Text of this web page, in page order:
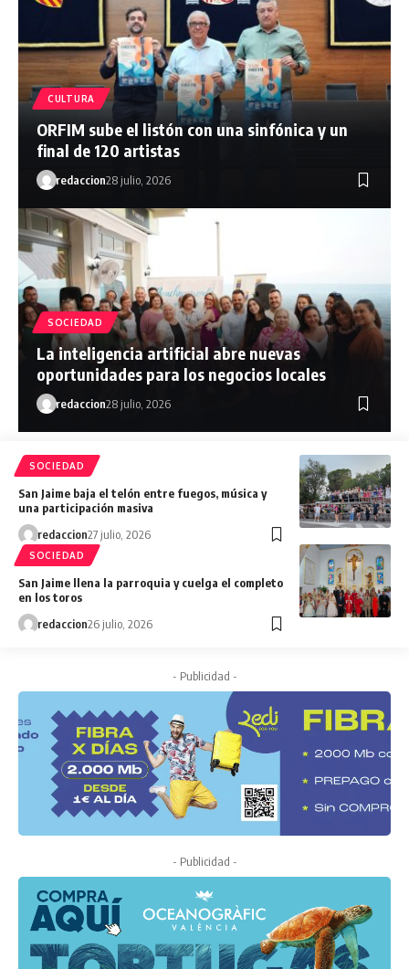
CULTURA
ORFIM sube el listón con una sinfónica y un
final de 120 artistas
redaccion28 julio, 2026
SOCIEDAD
La inteligencia artificial abre nuevas
oportunidades para los negocios locales
redaccion28 julio, 2026
SOCIEDAD
San Jaime baja el telón entre fuegos, música y
una participación masiva
redaccion27 julio, 2026
SOCIEDAD
San Jaime llena la parroquia y cuelga el completo
en los toros
redaccion26 julio, 2026
- Publicidad -
- Publicidad -